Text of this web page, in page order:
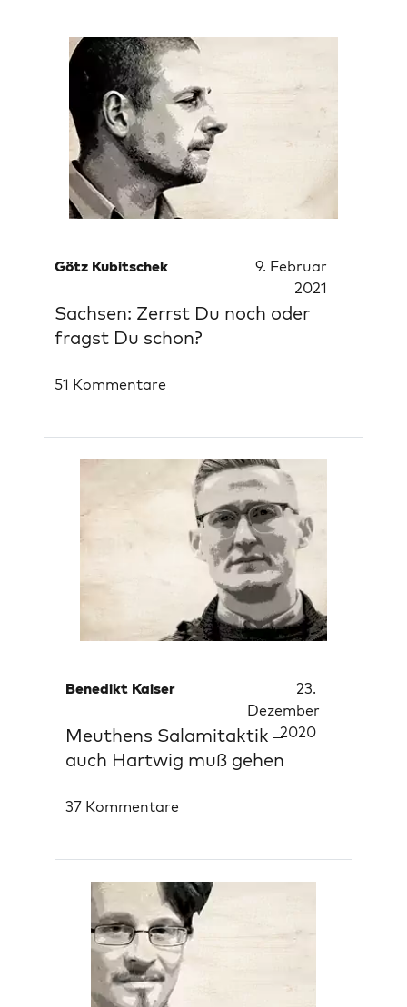
Götz Kubitschek
9. Februar
2021
Sachsen: Zerrst Du noch oder
fragst Du schon?
51 Kommentare
Benedikt Kaiser
23.
Dezember
2020
Meuthens Salamitaktik –
auch Hartwig muß gehen
37 Kommentare